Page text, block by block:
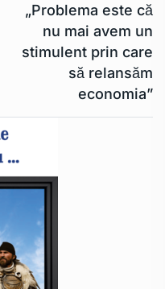
„Problema este că
nu mai avem un
stimulent prin care
să relansăm
economia”